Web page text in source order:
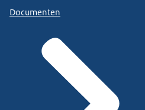
Documenten